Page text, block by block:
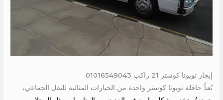
إيجار تويوتا كوستر 21 راكب 01016549043
تُعدُّ حافلة تويوتا كوستر واحدة من الخيارات المثالية للنقل الجماعي،